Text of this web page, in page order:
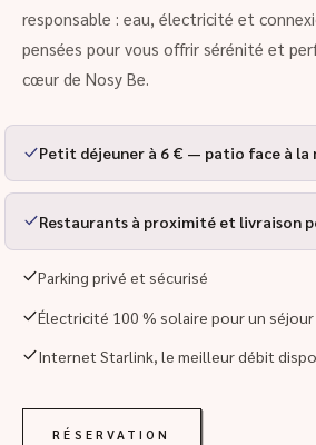
responsable : eau, électricité et
pensées pour vous offrir sérénité et
cœur de Nosy Be.
Petit déjeuner à 6 € — patio face à la
Restaurants à proximité et livraison
Parking privé et sécurisé
Électricité 100 % solaire pour un
Internet Starlink, le meilleur débit
RÉSERVATION